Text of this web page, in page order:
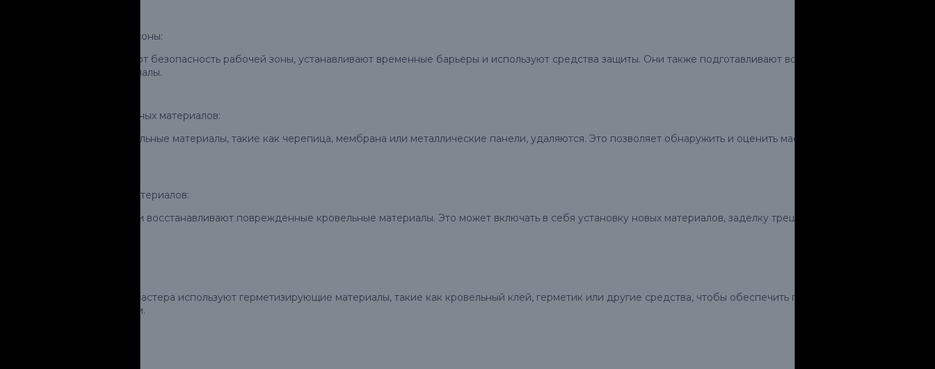
Подготовка рабочей зоны:
Мастера обеспечивают безопасность рабочей зоны, устанавливают временные барьеры и используют средства защиты. Они также подготавливают все необходимые
инструменты и материалы.
Удаление поврежденных материалов:
Поврежденные кровельные материалы, такие как черепица, мембрана или металлические панели, удаляются. Это позволяет обнаружить и оценить масштаб повреждений
Ремонт или замена материалов:
Мастера заменяют или восстанавливают поврежденные кровельные материалы. Это может включать в себя установку новых материалов, заделку трещин, проколов или
При необходимости мастера используют герметизирующие материалы, такие как кровельный клей, герметик или другие средства, чтобы обеспечить герметичность кровли
вокруг места протечки.